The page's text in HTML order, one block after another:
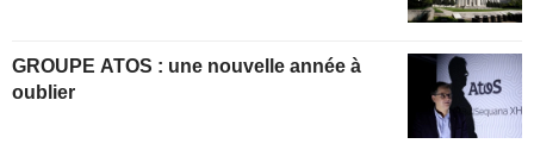
GROUPE ATOS : une nouvelle année à
oublier